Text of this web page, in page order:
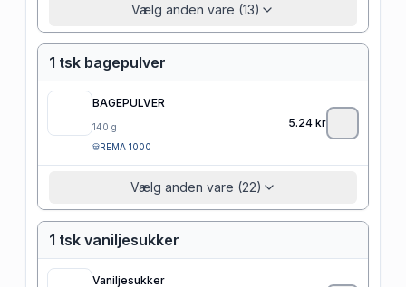
Vælg anden vare (13)
1 tsk bagepulver
BAGEPULVER
140 g
REMA 1000
5.24 kr
Vælg anden vare (22)
1 tsk vaniljesukker
Vaniljesukker